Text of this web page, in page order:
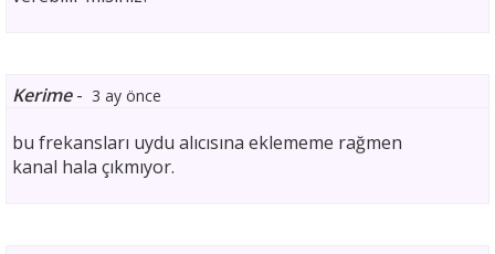
Kerime- 3 ay önce
bu frekansları uydu alıcısına eklememe rağmen
kanal hala çıkmıyor.